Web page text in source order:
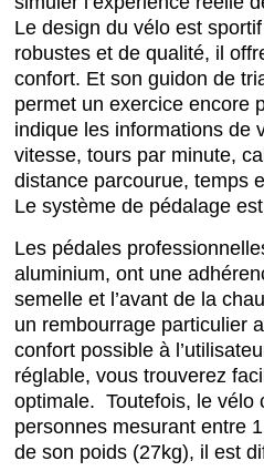
Le design du vélo est
robustes et de qualité, il
confort. Et son guidon de
permet un exercice encore
indique les informations de
vitesse, tours par minute,
distance parcourue, temps
Le système de pédalage
Les pédales
aluminium, ont une
semelle et l’avant de la
un rembourrage particulier
confort possible à
réglable, vous trouverez
optimale. Toutefois, le vélo
personnes mesurant entre
de son poids (27kg), il est